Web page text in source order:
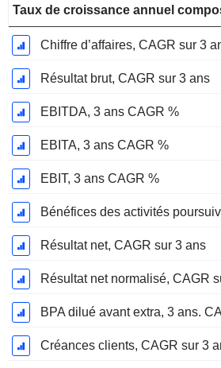
Taux de croissance annuel
Chiffre d’affaires, CAGR sur 3
Résultat brut, CAGR sur 3 ans
EBITDA, 3 ans CAGR %
EBITA, 3 ans CAGR %
EBIT, 3 ans CAGR %
Résultat net, CAGR sur 3 ans
Résultat net normalisé, CAGR
BPA dilué avant extra, 3 ans.
Créances clients, CAGR sur 3